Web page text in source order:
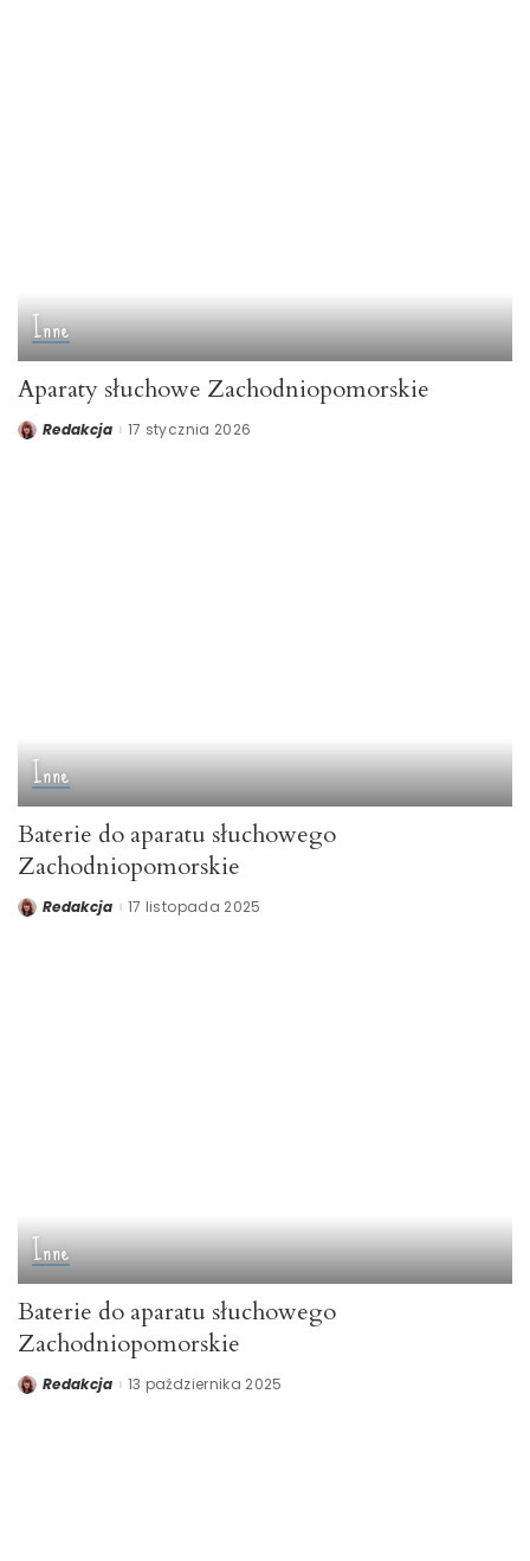
Inne
Aparaty słuchowe Zachodniopomorskie
PostedRedakcja 17 stycznia 2026
Inne
Baterie do aparatu słuchowego
Zachodniopomorskie
PostedRedakcja 17 listopada 2025
Inne
Baterie do aparatu słuchowego
Zachodniopomorskie
PostedRedakcja 13 października 2025